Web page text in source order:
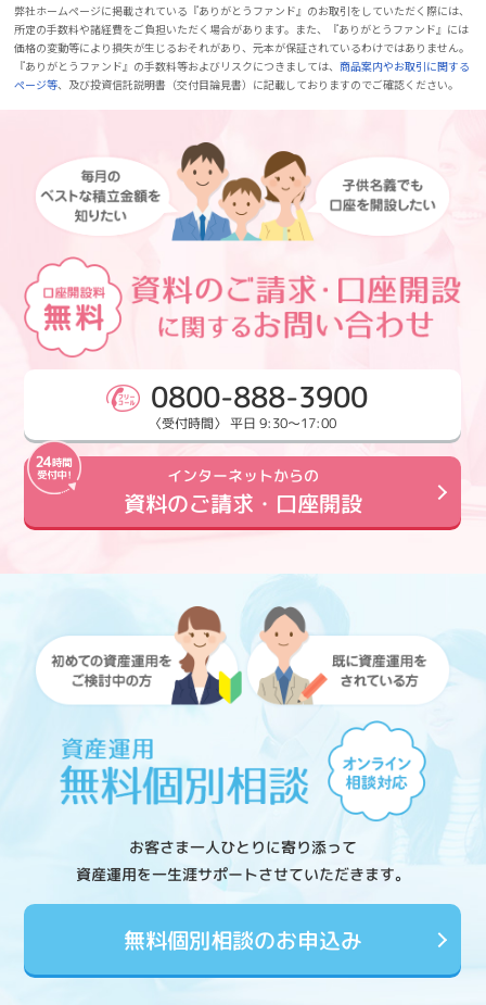
弊社ホームページに掲載されている『ありがとうファンド』のお取引をしていただく際には、
所定の手数料や諸経費をご負担いただく場合があります。また、『ありがとうファンド』には
価格の変動等により損失が生じるおそれがあり、元本が保証されているわけではありません。
『ありがとうファンド』の手数料等およびリスクにつきましては、商品案内やお取引に関する
ページ等、及び投資信託説明書（交付目論見書）に記載しておりますのでご確認ください。
0800-888-3900
〈受付時間〉 平日 9:30～17:00
インターネットからの
資料のご請求・口座開設
お客さま一人ひとりに寄り添って
資産運用を一生涯サポートさせていただきます。
無料個別相談のお申込み